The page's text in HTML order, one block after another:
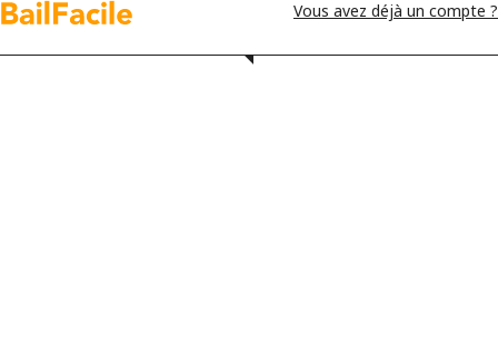
Vous avez déjà un compte ?